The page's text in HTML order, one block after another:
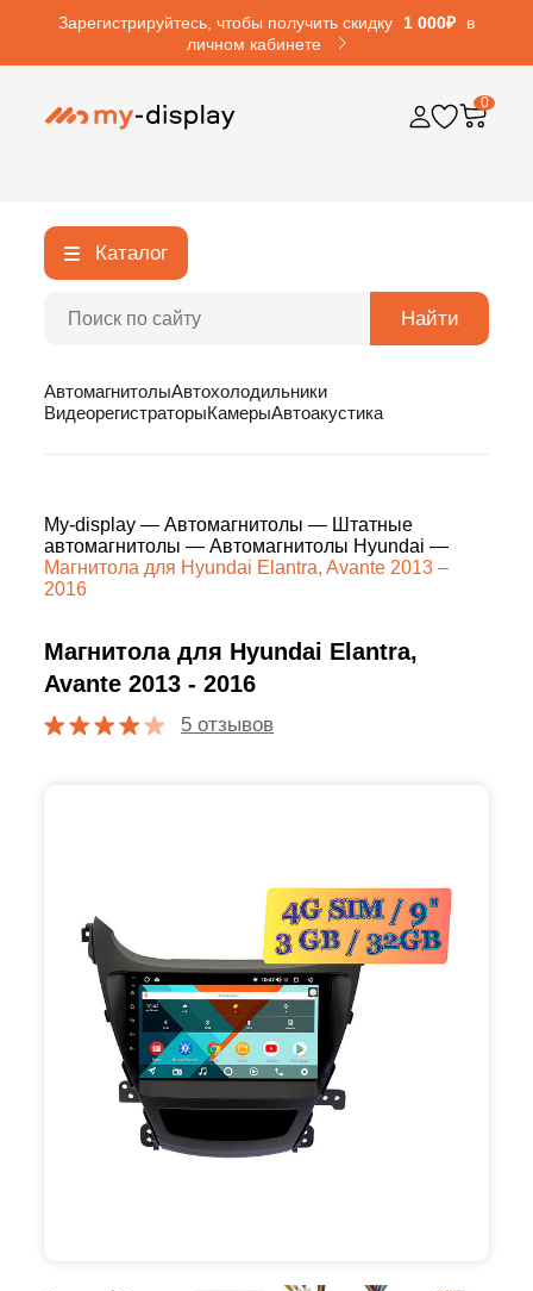
Зарегистрируйтесь, чтобы получить скидку 1 000₽
в
личном кабинете
0
Каталог
Найти
АвтомагнитолыАвтохолодильники
ВидеорегистраторыКамерыАвтоакустика
My-display — Автомагнитолы — Штатные
автомагнитолы — Автомагнитолы Hyundai —
Магнитола для Hyundai Elantra, Avante 2013 –
2016
Магнитола для Hyundai Elantra,
Avante 2013 - 2016
5 отзывов